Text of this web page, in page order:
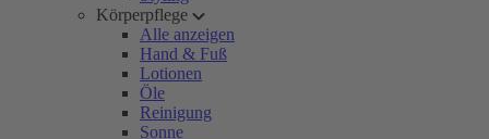
Körperpflege
Alle anzeigen
Hand & Fuß
Lotionen
Öle
Reinigung
Sonne